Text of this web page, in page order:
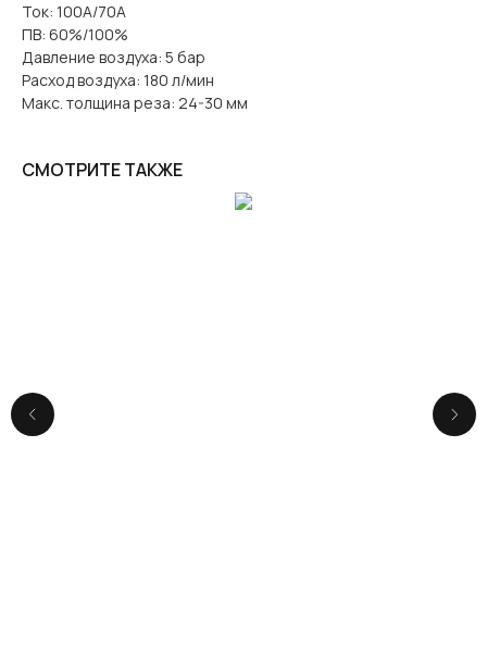
Ток: 100A/70A
ПВ: 60%/100%
Давление воздуха: 5 бар
Расход воздуха: 180 л/мин
Макс. толщина реза: 24-30 мм
СМОТРИТЕ ТАКЖЕ